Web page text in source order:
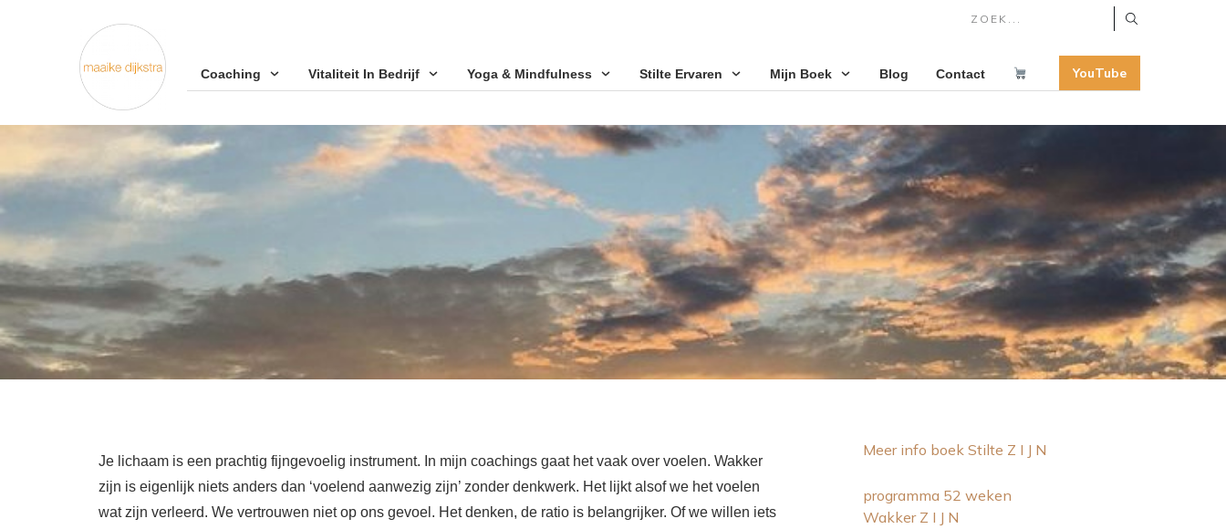
Coaching Vitaliteit In Bedrijf Yoga & Mindfulness Stilte Ervaren Mijn Boek Blog Contact YouTube
Je lichaam is een prachtig fijngevoelig instrument. In mijn coachings gaat het vaak over voelen. Wakker
zijn is eigenlijk niets anders dan ‘voelend aanwezig zijn’ zonder denkwerk. Het lijkt alsof we het voelen
wat zijn verleerd. We vertrouwen niet op ons gevoel. Het denken, de ratio is belangrijker. Of we willen iets
Meer info boek Stilte Z I J N
programma 52 weken
Wakker Z I J N